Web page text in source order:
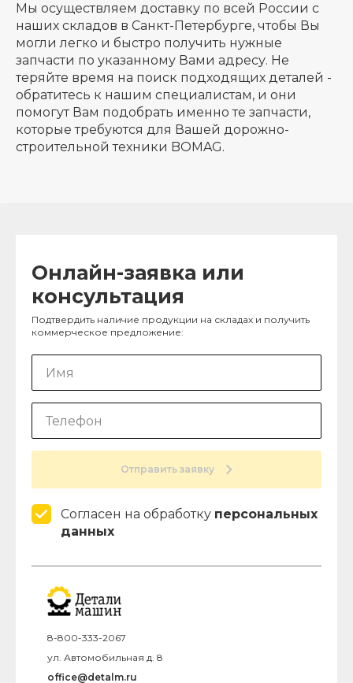
Мы осуществляем доставку по всей России с
наших складов в Санкт-Петербурге, чтобы Вы
могли легко и быстро получить нужные
запчасти по указанному Вами адресу. Не
теряйте время на поиск подходящих деталей -
обратитесь к нашим специалистам, и они
помогут Вам подобрать именно те запчасти,
которые требуются для Вашей дорожно-
строительной техники BOMAG.
Онлайн-заявка или
консультация
Подтвердить наличие продукции на складах и получить
коммерческое предложение:
Отправить заявку
Согласен на обработку персональных
данных
8-800-333-2067
ул. Автомобильная д. 8
office@detalm.ru